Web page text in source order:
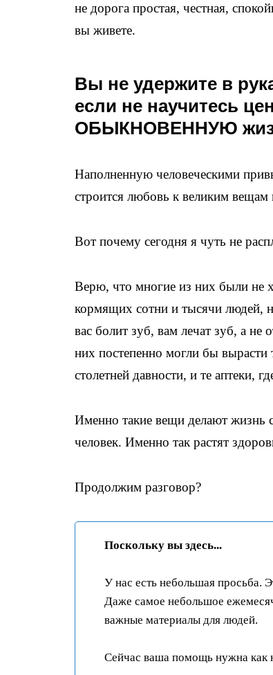
не дорога простая, честная,
вы живете.
Вы не удержите в
если не научитесь
ОБЫКНОВЕННУЮ
Наполненную человеческими
строится любовь к великим
Вот почему сегодня я чуть не
Верю, что многие из них были не
кормящих сотни и тысячи людей,
вас болит зуб, вам лечат зуб, а
них постепенно могли бы
столетней давности, и те аптеки,
Именно такие вещи делают жизнь
человек. Именно так растят
Продолжим разговор?
Поскольку вы здесь...
У нас есть небольшая просьба.
Даже самое небольшое
важные материалы для людей.
Сейчас ваша помощь нужна как